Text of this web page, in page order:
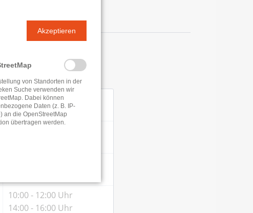
10:00 - 12:00 Uhr
14:00 - 16:00 Uhr
10:00 - 12:00 Uhr
14:00 - 16:00 Uhr
Akzeptieren
von Standorten in der
Suche verwenden wir
Dabei können
Daten (z. B. IP-
an die OpenStreetMap
übertragen werden.